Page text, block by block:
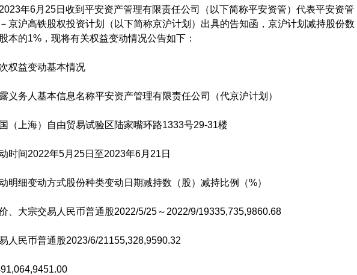
年6月25日收到平安资产管理有限责任公司（以下简称平安资管）代表平安资管
京沪高铁股权投资计划（以下简称京沪计划）出具的告知函，京沪计划减持股份数
本的1%，现将有关权益变动情况公告如下：
益变动基本情况
务人基本信息名称平安资产管理有限责任公司（代京沪计划）
上海）自由贸易试验区陆家嘴环路1333号29-31楼
间2022年5月25日至2023年6月21日
细变动方式股份种类变动日期减持数（股）减持比例（%）
大宗交易人民币普通股2022/5/25～2022/9/19335,735,9860.68
民币普通股2023/6/21155,328,9590.32